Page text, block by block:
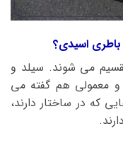
می شوند. سیلد و
و معمولی هم گفته می
که در ساختار دارند،